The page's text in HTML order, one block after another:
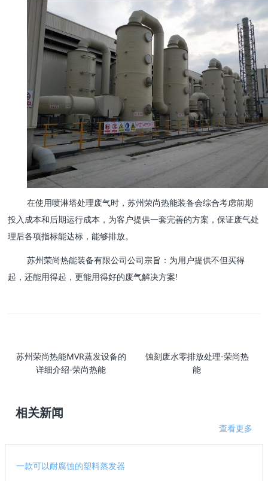
在使用喷淋塔处理废气时，苏州荣尚热能装备会综合考虑前期
投入成本和后期运行成本，为客户提供一套完善的方案，保证废气处
理后各项指标能达标，能够排放。
苏州荣尚热能装备有限公司公司宗旨：为用户提供不但买得
起，还能用得起，更能用得好的废气解决方案!
苏州荣尚热能MVR蒸发设备的
详细介绍-荣尚热能
蚀刻废水零排放处理-荣尚热
能
相关新闻
查看更多
一款可以耐腐蚀的塑料蒸发器